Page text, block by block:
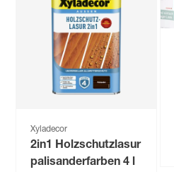
Xyladecor
2in1 Holzschutzlasur
palisanderfarben 4 l